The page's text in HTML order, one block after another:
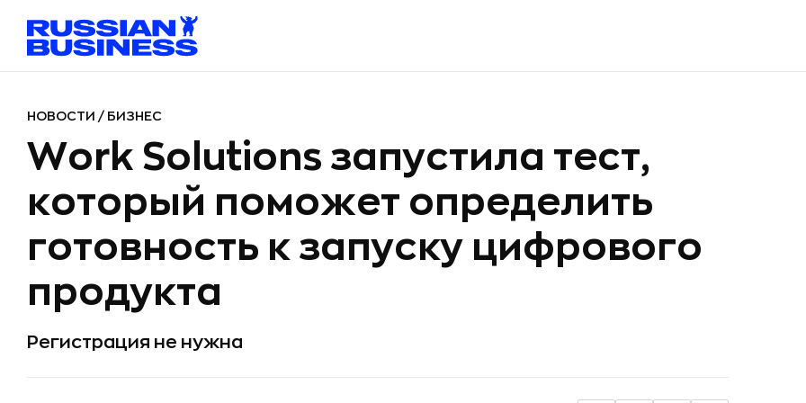
НОВОСТИ / БИЗНЕС
Work Solutions запустила тест,
который поможет определить
готовность к запуску цифрового
продукта
Регистрация не нужна